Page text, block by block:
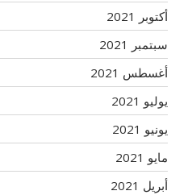
أكتوبر 2021
سبتمبر 2021
أغسطس 2021
يوليو 2021
يونيو 2021
مايو 2021
أبريل 2021